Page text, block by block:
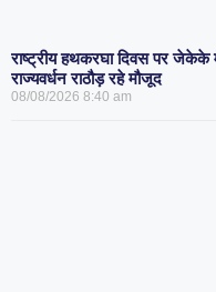
राष्ट्रीय हथकरघा दिवस पर जेकेके
राज्यवर्धन राठौड़ रहे मौजूद
08/08/2026 8:40 am